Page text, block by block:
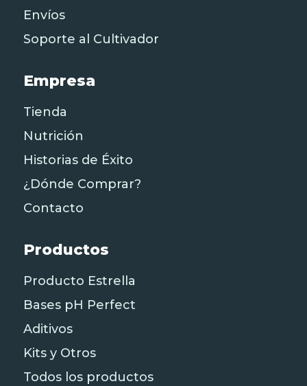
Envíos
Soporte al Cultivador
Empresa
Tienda
Nutrición
Historias de Éxito
¿Dónde Comprar?
Contacto
Productos
Producto Estrella
Bases pH Perfect
Aditivos
Kits y Otros
Todos los productos